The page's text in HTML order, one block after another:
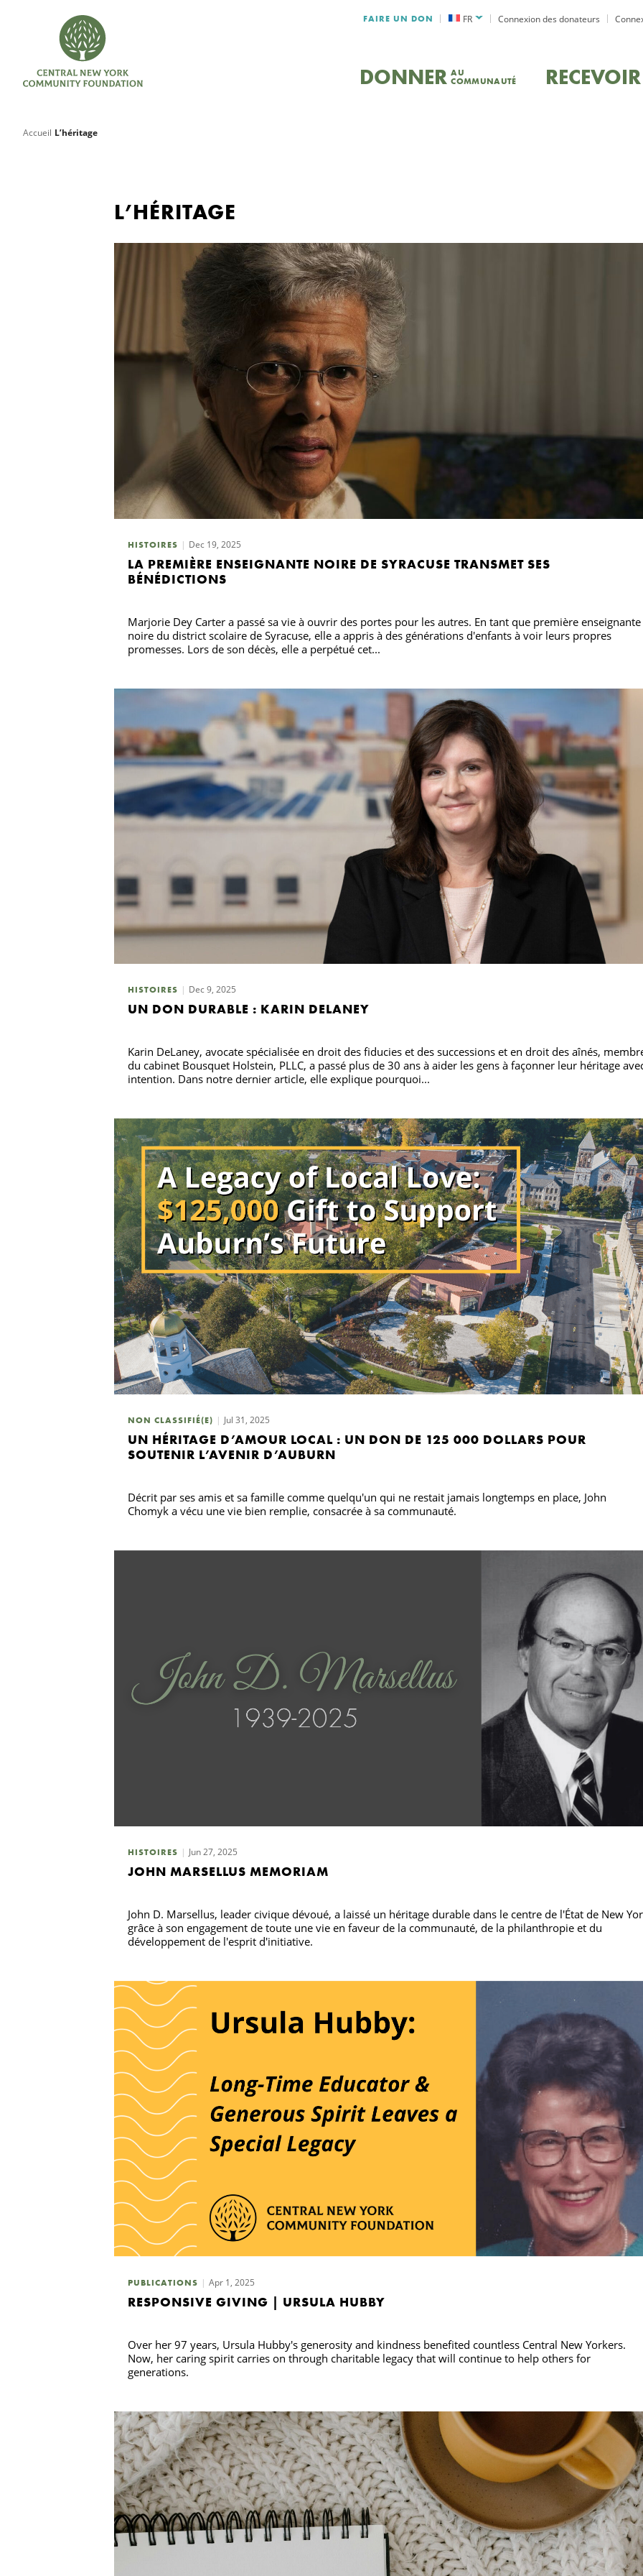
FAIRE UN DON FR Connexion des donateurs
DONNER AU
COMMUNAUTÉ RECEVOIR
Accueil L’héritage
L’HÉRITAGE
HISTOIRES Dec 19, 2025
LA PREMIÈRE ENSEIGNANTE NOIRE DE SYRACUSE TRANSMET SES
BÉNÉDICTIONS
Marjorie Dey Carter a passé sa vie à ouvrir des portes pour les autres. En tant que première enseignante
noire du district scolaire de Syracuse, elle a appris à des générations d'enfants à voir leurs propres
promesses. Lors de son décès, elle a perpétué cet...
HISTOIRES Dec 9, 2025
UN DON DURABLE : KARIN DELANEY
Karin DeLaney, avocate spécialisée en droit des fiducies et des successions et en droit des aînés,
du cabinet Bousquet Holstein, PLLC, a passé plus de 30 ans à aider les gens à façonner leur héritage
intention. Dans notre dernier article, elle explique pourquoi...
NON CLASSIFIÉ(E) Jul 31, 2025
UN HÉRITAGE D’AMOUR LOCAL : UN DON DE 125 000 DOLLARS POUR
SOUTENIR L’AVENIR D’AUBURN
Décrit par ses amis et sa famille comme quelqu'un qui ne restait jamais longtemps en place, John
Chomyk a vécu une vie bien remplie, consacrée à sa communauté.
HISTOIRES Jun 27, 2025
JOHN MARSELLUS MEMORIAM
John D. Marsellus, leader civique dévoué, a laissé un héritage durable dans le centre de l'État de New
grâce à son engagement de toute une vie en faveur de la communauté, de la philanthropie et du
développement de l'esprit d'initiative.
PUBLICATIONS Apr 1, 2025
RESPONSIVE GIVING | URSULA HUBBY
Over her 97 years, Ursula Hubby's generosity and kindness benefited countless Central New Yorkers.
Now, her caring spirit carries on through charitable legacy that will continue to help others for
generations.